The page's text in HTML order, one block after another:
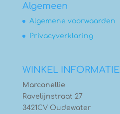
Algemeen
Algemene voorwaarden
Privacyverklaring
WINKEL INFORMATIE
Marconellie
Ravelijnstraat 27
3421CV Oudewater